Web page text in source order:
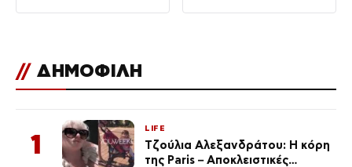
// ΔΗΜΟΦΙΛΗ
1
LIFE
Τζούλια Αλεξανδράτου: Η κόρη
της Paris – Αποκλειστικές